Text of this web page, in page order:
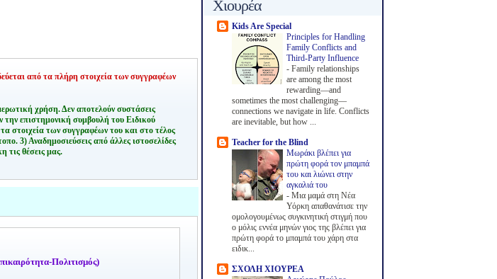
από τα πλήρη στοιχεία των συγγραφέων
χρήση. Δεν αποτελούν συστάσεις
την επιστημονική συμβουλή του Ειδικού
στοιχεία των συγγραφέων του και στο τέλος
3) Αναδημοσιεύσεις από άλλες ιστοσελίδες
τις θέσεις μας.
Πολιτισμός)
Χιουρέα
Kids Are Special
Principles for Handling
Family Conflicts and
Third-Party Influence
- Family relationships
are among the most
rewarding—and
sometimes the most challenging—
connections we navigate in life. Conflicts
are inevitable, but how ...
Teacher for the Blind
Μωράκι βλέπει για
πρώτη φορά τον μπαμπά
του και λιώνει στην
αγκαλιά του
- Μια μαμά στη Νέα
Υόρκη απαθανάτισε την
ομολογουμένως συγκινητική στιγμή που
ο μόλις εννέα μηνών γιος της βλέπει για
πρώτη φορά το μπαμπά του χάρη στα
ειδικ...
ΣΧΟΛΗ ΧΙΟΥΡΕΑ